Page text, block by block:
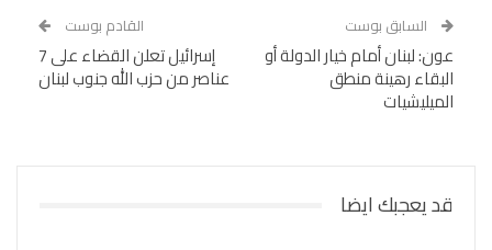
السابق بوست
عون: لبنان أمام خيار الدولة أو
البقاء رهينة منطق
الميليشيات
القادم بوست
إسرائيل تعلن القضاء على 7
عناصر من حزب الله جنوب لبنان
قد يعجبك ايضا